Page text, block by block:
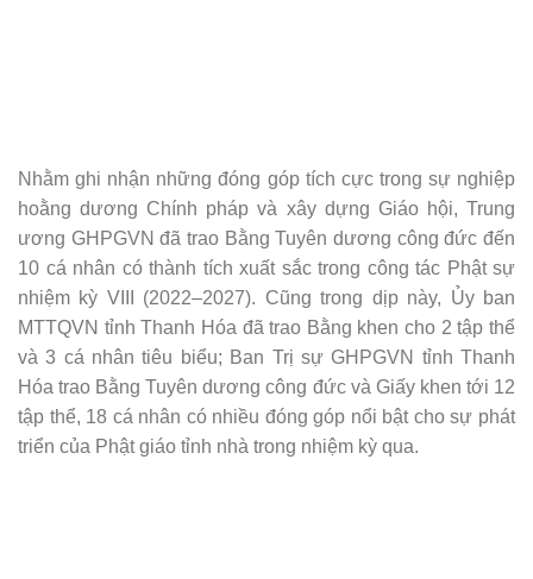
Nhằm ghi nhận những đóng góp tích cực trong sự nghiệp
hoằng dương Chính pháp và xây dựng Giáo hội, Trung
ương GHPGVN đã trao Bằng Tuyên dương công đức đến
10 cá nhân có thành tích xuất sắc trong công tác Phật sự
nhiệm kỳ VIII (2022–2027). Cũng trong dịp này, Ủy ban
MTTQVN tỉnh Thanh Hóa đã trao Bằng khen cho 2 tập thể
và 3 cá nhân tiêu biểu; Ban Trị sự GHPGVN tỉnh Thanh
Hóa trao Bằng Tuyên dương công đức và Giấy khen tới 12
tập thể, 18 cá nhân có nhiều đóng góp nổi bật cho sự phát
triển của Phật giáo tỉnh nhà trong nhiệm kỳ qua.